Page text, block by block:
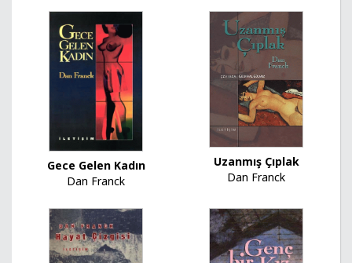
Gece Gelen Kadın
Dan Franck
Uzanmış Çıplak
Dan Franck